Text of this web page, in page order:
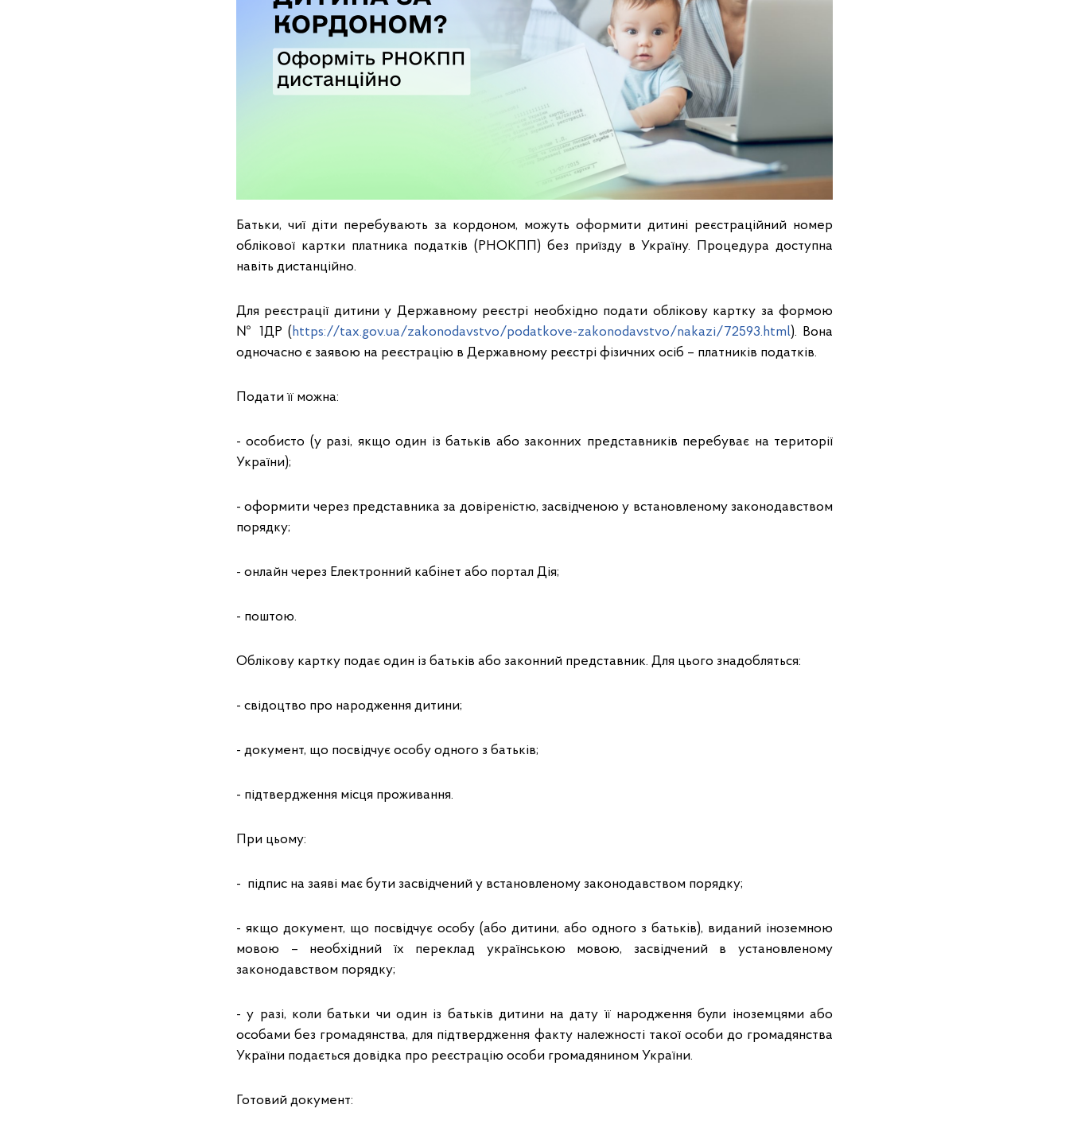
Батьки, чиї діти перебувають за кордоном, можуть оформити дитині реєстраційний номер
облікової картки платника податків (РНОКПП) без приїзду в Україну. Процедура доступна
навіть дистанційно.
Для реєстрації дитини у Державному реєстрі необхідно подати облікову картку за формою
№ 1ДР ( https://tax.gov.ua/zakonodavstvo/podatkove-zakonodavstvo/nakazi/72593.html). Вона
одночасно є заявою на реєстрацію в Державному реєстрі фізичних осіб – платників податків.
Подати її можна:
- особисто (у разі, якщо один із батьків або законних представників перебуває на території
України);
- оформити через представника за довіреністю, засвідченою у встановленому законодавством
порядку;
- онлайн через Електронний кабінет або портал Дія;
- поштою.
Облікову картку подає один із батьків або законний представник. Для цього знадобляться:
- свідоцтво про народження дитини;
- документ, що посвідчує особу одного з батьків;
- підтвердження місця проживання.
При цьому:
- підпис на заяві має бути засвідчений у встановленому законодавством порядку;
- якщо документ, що посвідчує особу (або дитини, або одного з батьків), виданий іноземною
мовою – необхідний їх переклад українською мовою, засвідчений в установленому
законодавством порядку;
- у разі, коли батьки чи один із батьків дитини на дату її народження були іноземцями або
особами без громадянства, для підтвердження факту належності такої особи до громадянства
України подається довідка про реєстрацію особи громадянином України.
Готовий документ: